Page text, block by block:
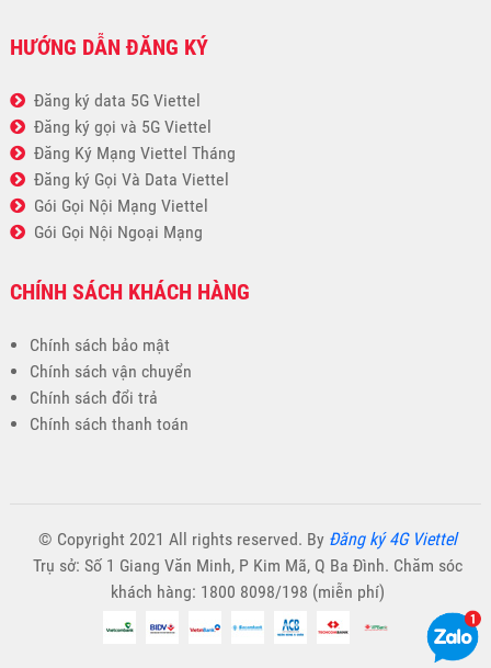
HƯỚNG DẪN ĐĂNG KÝ
Đăng ký data 5G Viettel
Đăng ký gọi và 5G Viettel
Đăng Ký Mạng Viettel Tháng
Đăng ký Gọi Và Data Viettel
Gói Gọi Nội Mạng Viettel
Gói Gọi Nội Ngoại Mạng
CHÍNH SÁCH KHÁCH HÀNG
Chính sách bảo mật
Chính sách vận chuyển
Chính sách đổi trả
Chính sách thanh toán
© Copyright 2021 All rights reserved. By Đăng ký 4G Viettel
Trụ sở: Số 1 Giang Văn Minh, P Kim Mã, Q Ba Đình. Chăm sóc
khách hàng: 1800 8098/198 (miễn phí)